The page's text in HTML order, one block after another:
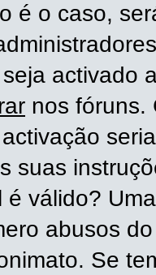
é o caso,
activado
nos fóruns.
suas
é válido?
abusos
Se